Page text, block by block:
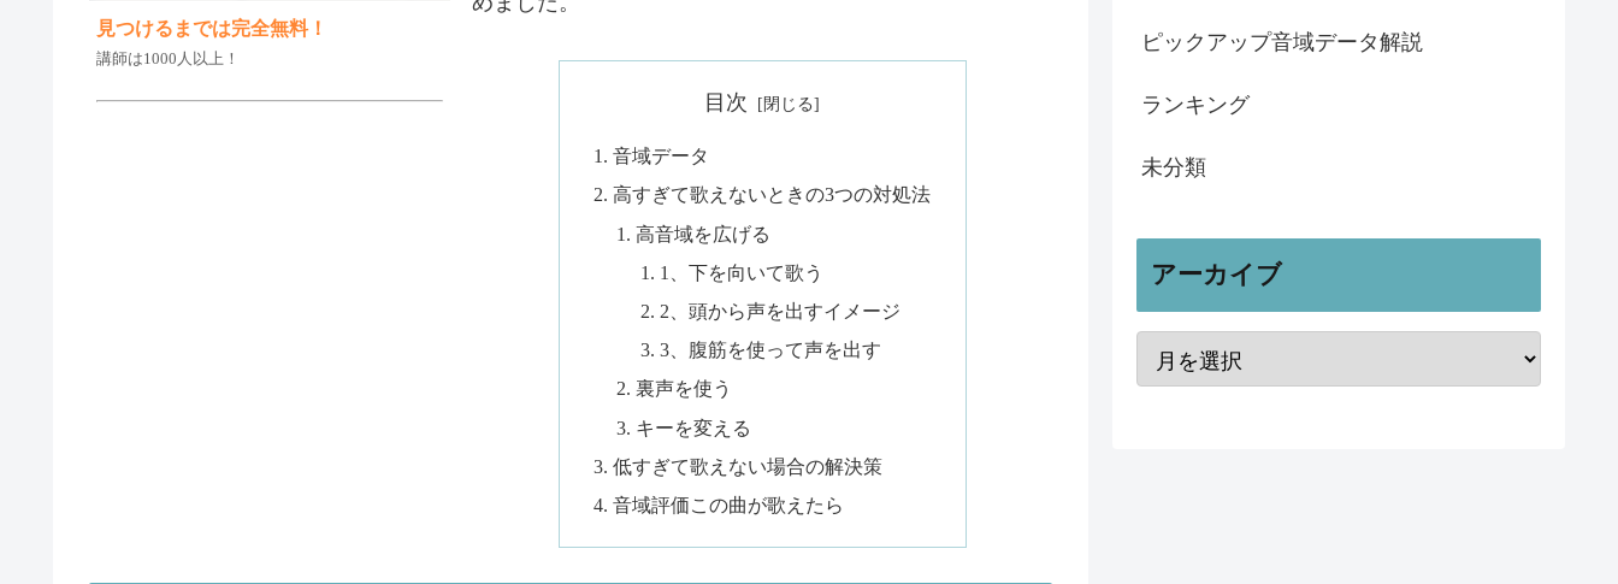
見つけるまでは完全無料！
講師は1000人以上！
目次
音域データ
高すぎて歌えないときの3つの対処法
高音域を広げる
1、下を向いて歌う
2、頭から声を出すイメージ
3、腹筋を使って声を出す
裏声を使う
キーを変える
低すぎて歌えない場合の解決策
音域評価この曲が歌えたら
ピックアップ音域データ解説
ランキング
未分類
アーカイブ